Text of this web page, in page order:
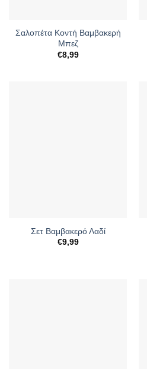
Σαλοπέτα Κοντή Βαμβακερή
Μπεζ
€8,99
Σετ Βαμβακερό Λαδί
€9,99